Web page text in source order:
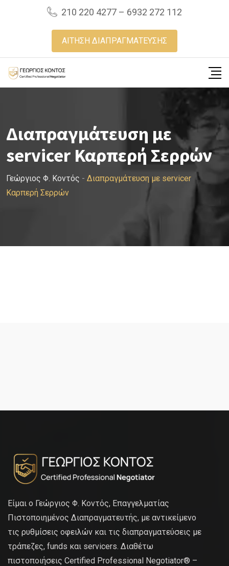
210 220 4277 – 6932 272 112
ΑΙΤΗΣΗ ΔΙΑΠΡΑΓΜΑΤΕΥΣΗΣ
Διαπραγμάτευση με
servicer Καρπερή Σερρών
Γεώργιος Φ. Κοντός - Διαπραγμάτευση με servicer
Καρπερή Σερρών
Είμαι ο Γεώργιος Φ. Κοντός, Επαγγελματίας
Πιστοποιημένος Διαπραγματευτής, με αντικείμενο
τις ρυθμίσεις οφειλών και τις διαπραγματεύσεις με
τράπεζες, funds και servicers. Διαθέτω
πιστοποιήσεις Certified Professional Negotiator® –